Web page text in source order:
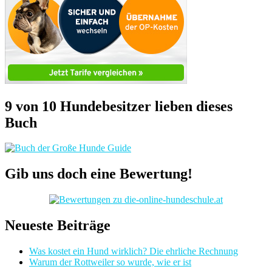
9 von 10 Hundebesitzer lieben dieses
Buch
Gib uns doch eine Bewertung!
Neueste Beiträge
Was kostet ein Hund wirklich? Die ehrliche Rechnung
Warum der Rottweiler so wurde, wie er ist